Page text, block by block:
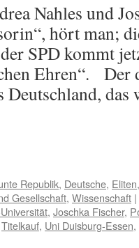
Nahles und
hört man;
SPD kommt
Ehren“. Der
Deutschland,
Republik, Deutsche, Eliten
Gesellschaft, Wissenschaft |
, Joschka Fischer,
Titelkauf, Uni Duisburg-Essen,